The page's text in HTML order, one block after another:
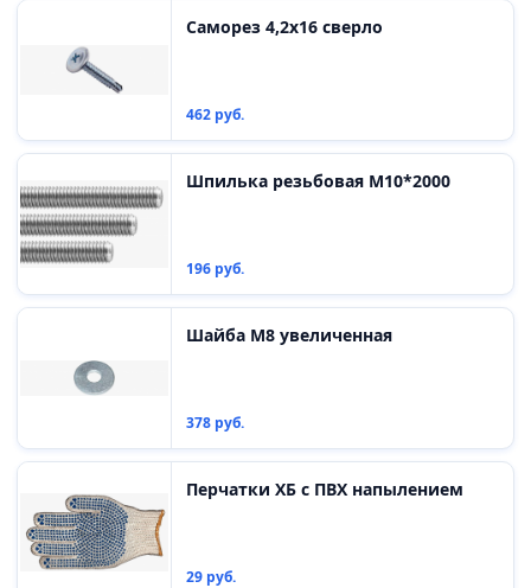
Саморез 4,2х16 сверло
462 руб.
Шпилька резьбовая М10*2000
196 руб.
Шайба М8 увеличенная
378 руб.
Перчатки ХБ с ПВХ напылением
29 руб.